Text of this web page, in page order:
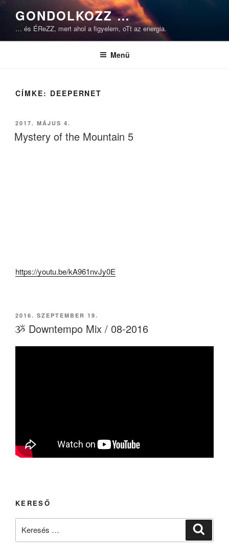
Tartalomhoz
GONDOLKOZZ …
… és ÉReZZ, mert ahol a figyelem, oTt az energia.
Menü
CÍMKE: DEEPERNET
BEKÜLDVE:
2017. MÁJUS 4.
Mystery of the Mountain 5
https://youtu.be/kA961nvJy0E
BEKÜLDVE:
2016. SZEPTEMBER 19.
ૐ Downtempo Mix / 08-2016
KERESŐ